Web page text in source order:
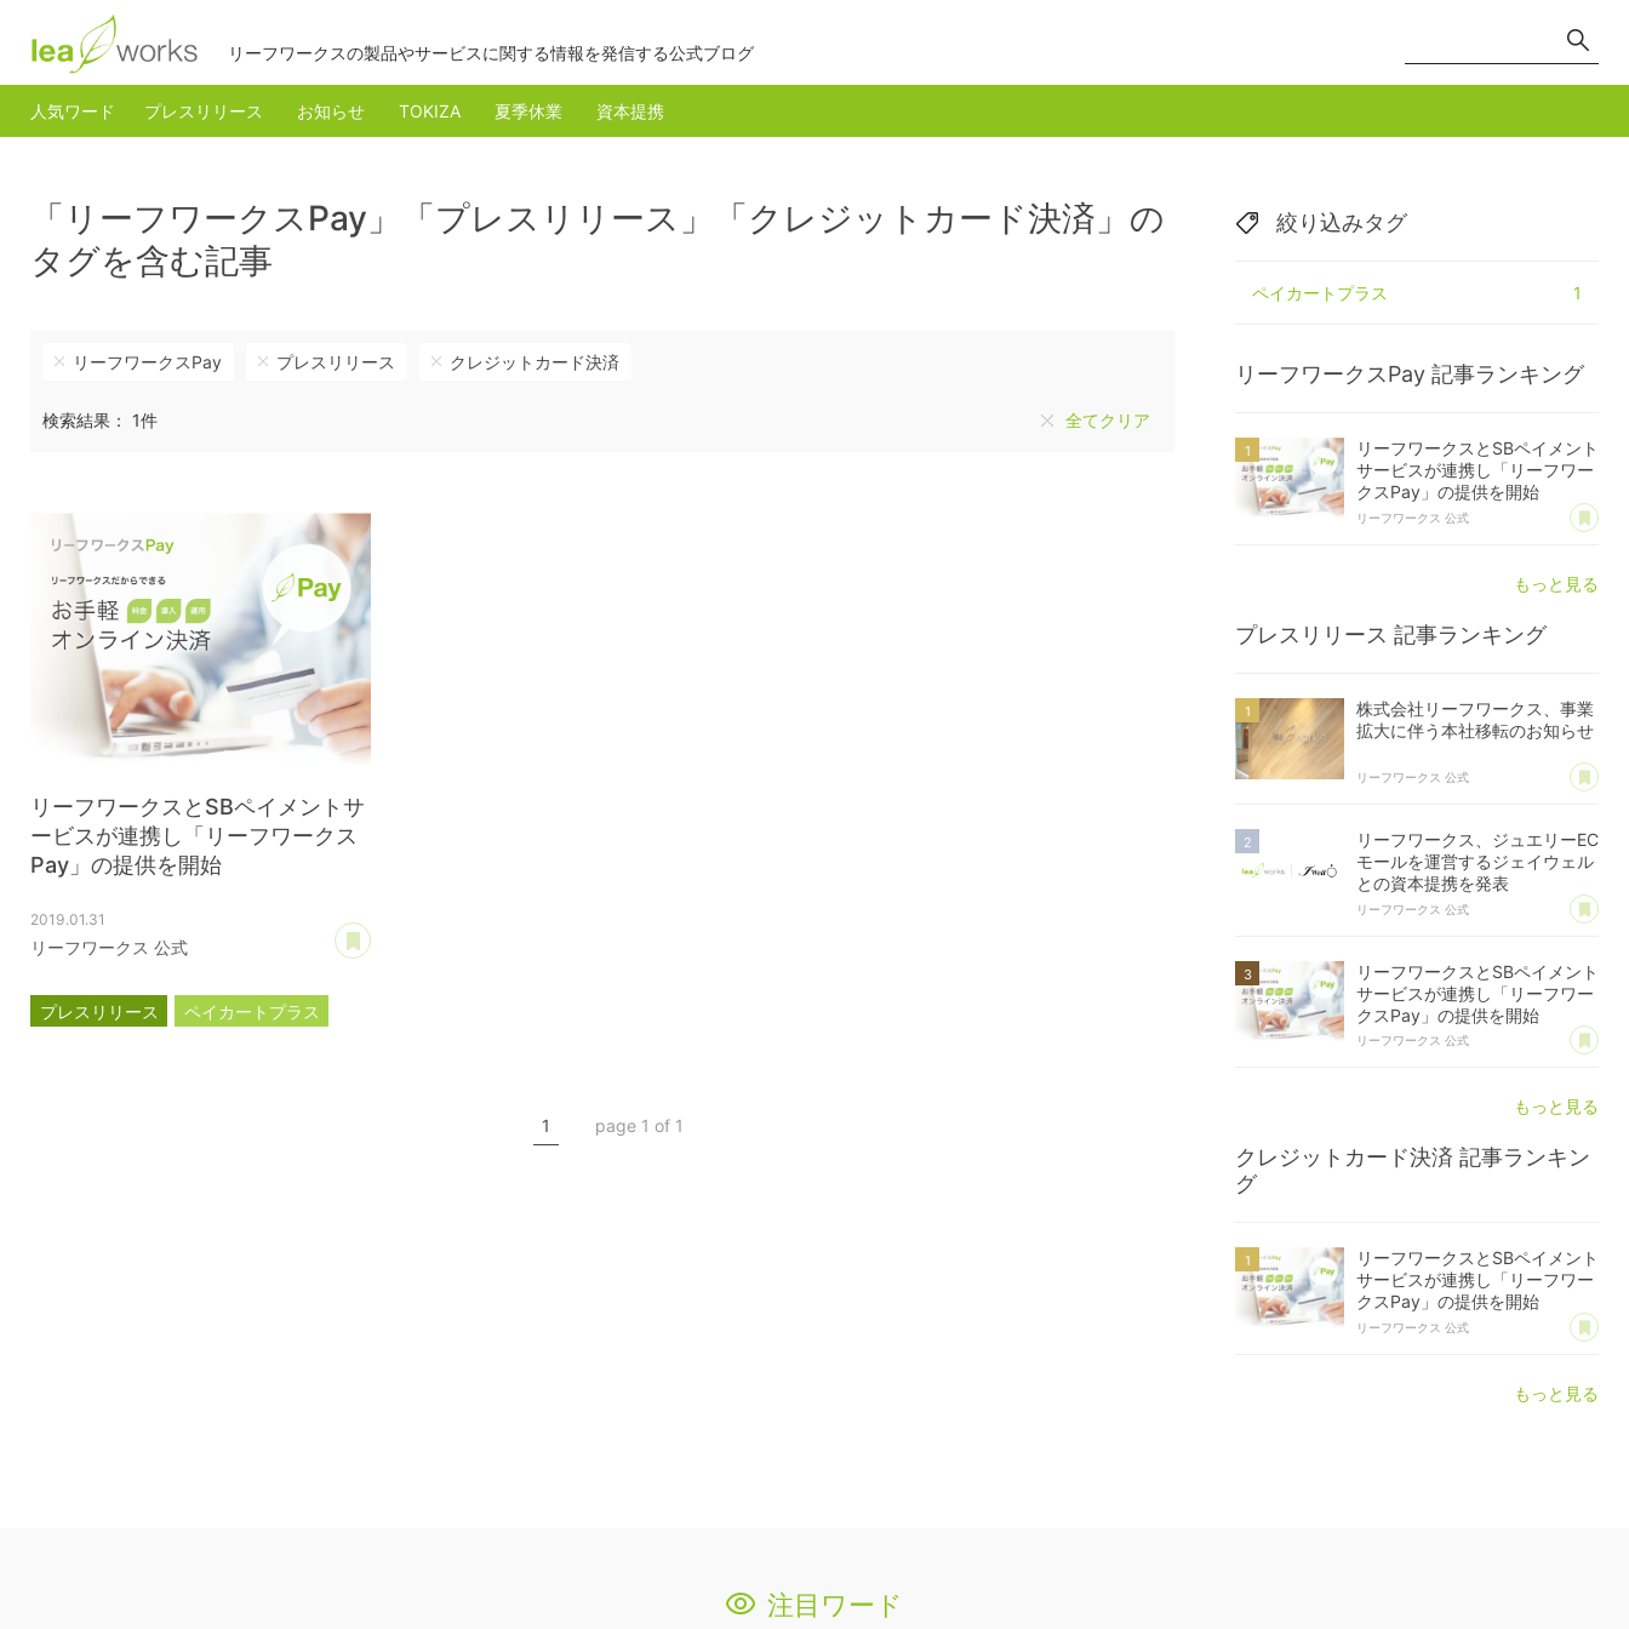
リーフワークスの製品やサービスに関する情報を発信する公式ブログ
人気ワード プレスリリース お知らせ TOKIZA 夏季休業 資本提携
「リーフワークスPay」「プレスリリース」「クレジットカード決済」の
タグを含む記事
リーフワークスPay プレスリリース クレジットカード決済
検索結果： 1件 全てクリア
リーフワークスとSBペイメントサ
ービスが連携し「リーフワークス
Pay」の提供を開始
2019.01.31
リーフワークス 公式
プレスリリース
ペイカートプラス
1
page 1 of 1
絞り込みタグ
ペイカートプラス 1
リーフワークスPay 記事ランキング
リーフワークスとSBペイメント
サービスが連携し「リーフワー
クスPay」の提供を開始
リーフワークス 公式 あ
もっと見る
プレスリリース 記事ランキング
株式会社リーフワークス、事業
拡大に伴う本社移転のお知らせ
リーフワークス 公式 あ
リーフワークス、ジュエリーEC
モールを運営するジェイウェル
との資本提携を発表
リーフワークス 公式 あ
リーフワークスとSBペイメント
サービスが連携し「リーフワー
クスPay」の提供を開始
リーフワークス 公式 あ
もっと見る
クレジットカード決済 記事ランキン
グ
リーフワークスとSBペイメント
サービスが連携し「リーフワー
クスPay」の提供を開始
リーフワークス 公式 あ
もっと見る
注目ワード